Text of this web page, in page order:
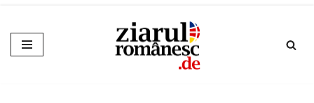
Sari
la